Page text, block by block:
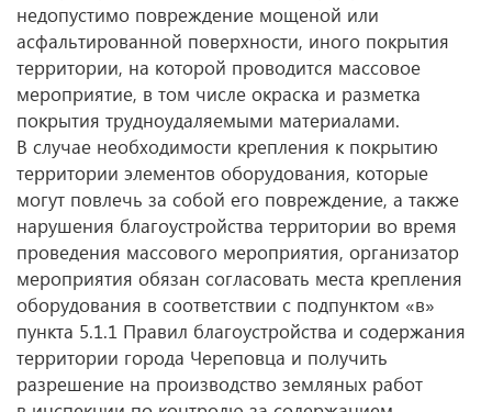
недопустимо повреждение мощеной или
асфальтированной поверхности, иного покрытия
территории, на которой проводится массовое
мероприятие, в том числе окраска и разметка
покрытия трудноудаляемыми материалами.
В случае необходимости крепления к покрытию
территории элементов оборудования, которые
могут повлечь за собой его повреждение, а также
нарушения благоустройства территории во время
проведения массового мероприятия, организатор
мероприятия обязан согласовать места крепления
оборудования в соответствии с подпунктом «в»
пункта 5.1.1 Правил благоустройства и содержания
территории города Череповца и получить
разрешение на производство земляных работ